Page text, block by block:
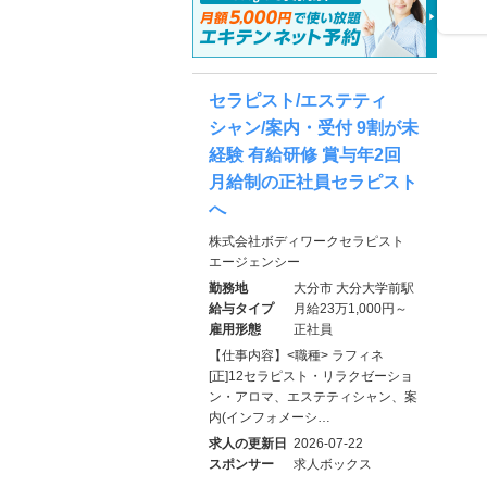
セラピスト/エステティ
シャン/案内・受付 9割が未
経験 有給研修 賞与年2回
月給制の正社員セラピスト
へ
株式会社ボディワークセラピスト
エージェンシー
勤務地
大分市 大分大学前駅
給与タイプ
月給23万1,000円～
雇用形態
正社員
【仕事内容】<職種> ラフィネ
[正]12セラピスト・リラクゼーショ
ン・アロマ、エステティシャン、案
内(インフォメーシ…
求人の更新日 2026-07-22
スポンサー
求人ボックス